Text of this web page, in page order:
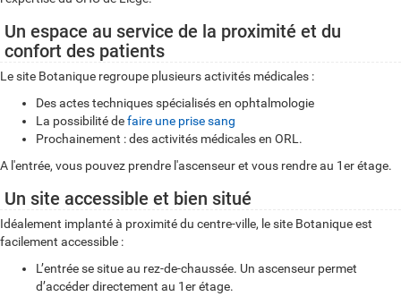
Un espace au service de la proximité et du
confort des patients
Le site Botanique regroupe plusieurs activités médicales :
Des actes techniques spécialisés en ophtalmologie
La possibilité defaire une prise sang
Prochainement : des activités médicales en ORL.
A l'entrée, vous pouvez prendre l'ascenseur et vous rendre au 1er étage.
Un site accessible et bien situé
Idéalement implanté à proximité du centre-ville, le site Botanique est
facilement accessible :
L’entrée se situe au rez-de-chaussée. Un ascenseur permet
d’accéder directement au 1er étage.